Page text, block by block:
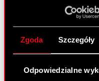
Zgoda Szczegóły
Odpowiedzialne
Audio
25 maja 2017
MP3
PROJEKT -